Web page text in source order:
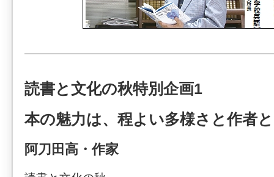
読書と文化の秋特別企画1
本の魅力は、程よい多様さと作者
阿刀田高・作家